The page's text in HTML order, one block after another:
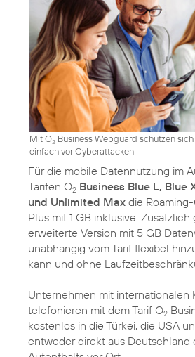
Mit O2 Business Webguard schützen
einfach vor Cyberattacken
Für die mobile Datennutzung im
Tarifen O2 Business Blue L, Blue
und Unlimited Max die
Plus mit 1 GB inklusive. Zusätzlich
erweiterte Version mit 5 GB
unabhängig vom Tarif flexibel
kann und ohne
Unternehmen mit internationalen
telefonieren mit dem Tarif O2
kostenlos in die Türkei, die USA
entweder direkt aus Deutschland